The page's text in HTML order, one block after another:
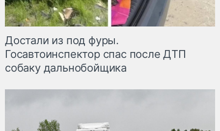
Достали из под фуры.
Госавтоинспектор спас после ДТП
собаку дальнобойщика